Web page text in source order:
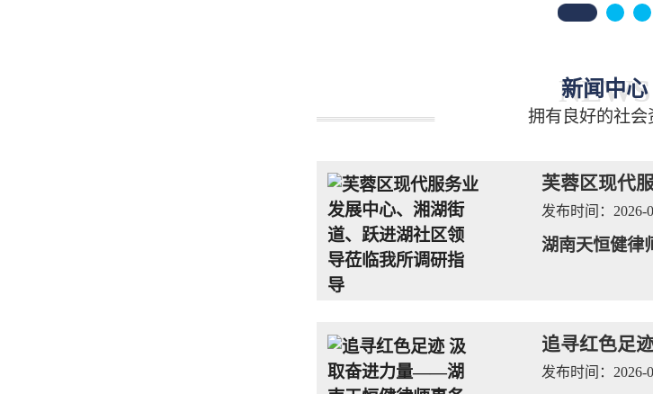
NEWS
新闻中心
拥有良好的社会
芙蓉区现代
发布时间： 2026-
湖南天恒健律
追寻红色足
发布时间： 2026-